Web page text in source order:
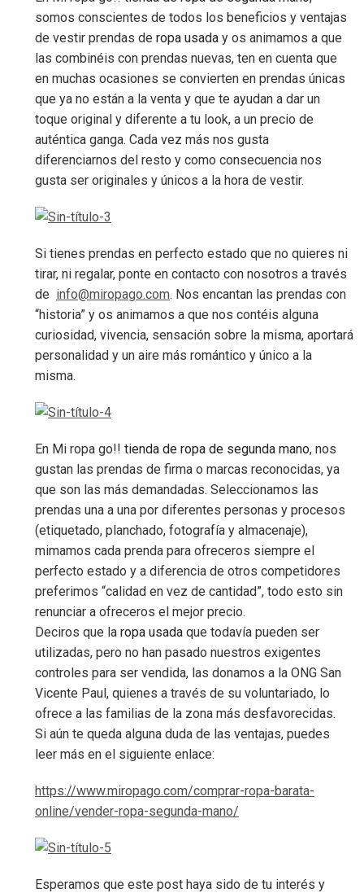
somos conscientes de todos los beneficios y ventajas
de vestir prendas de ropa usada y os animamos a que
las combinéis con prendas nuevas, ten en cuenta que
en muchas ocasiones se convierten en prendas únicas
que ya no están a la venta y que te ayudan a dar un
toque original y diferente a tu look, a un precio de
auténtica ganga. Cada vez más nos gusta
diferenciarnos del resto y como consecuencia nos
gusta ser originales y únicos a la hora de vestir.
Si tienes prendas en perfecto estado que no quieres ni
tirar, ni regalar, ponte en contacto con nosotros a través
de info@miropago.com. Nos encantan las prendas con
“historia” y os animamos a que nos contéis alguna
curiosidad, vivencia, sensación sobre la misma, aportará
personalidad y un aire más romántico y único a la
misma.
En Mi ropa go!! tienda de ropa de segunda mano, nos
gustan las prendas de firma o marcas reconocidas, ya
que son las más demandadas. Seleccionamos las
prendas una a una por diferentes personas y procesos
(etiquetado, planchado, fotografía y almacenaje),
mimamos cada prenda para ofreceros siempre el
perfecto estado y a diferencia de otros competidores
preferimos “calidad en vez de cantidad”, todo esto sin
renunciar a ofreceros el mejor precio.
Deciros que la ropa usada que todavía pueden ser
utilizadas, pero no han pasado nuestros exigentes
controles para ser vendida, las donamos a la ONG San
Vicente Paul, quienes a través de su voluntariado, lo
ofrece a las familias de la zona más desfavorecidas.
Si aún te queda alguna duda de las ventajas, puedes
leer más en el siguiente enlace:
https://www.miropago.com/comprar-ropa-barata-
online/vender-ropa-segunda-mano/
Esperamos que este post haya sido de tu interés y